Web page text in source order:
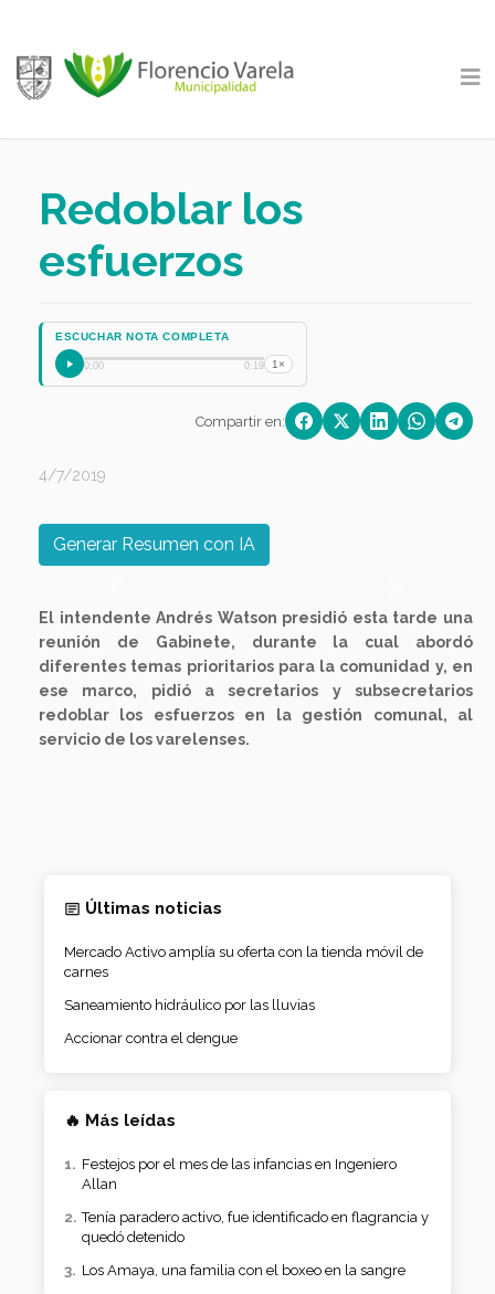
Redoblar los
esfuerzos
ESCUCHAR NOTA COMPLETA
0:00 0:19 1×
Compartir en:
4/7/2019
Generar Resumen con IA
El intendente Andrés Watson presidió esta tarde una
reunión de Gabinete, durante la cual abordó
diferentes temas prioritarios para la comunidad y, en
ese marco, pidió a secretarios y subsecretarios
redoblar los esfuerzos en la gestión comunal, al
servicio de los varelenses.
Últimas noticias
Mercado Activo amplía su oferta con la tienda móvil de
carnes
Saneamiento hidráulico por las lluvias
Accionar contra el dengue
🔥 Más leídas
Festejos por el mes de las infancias en Ingeniero
Allan
Tenía paradero activo, fue identificado en flagrancia y
quedó detenido
Los Amaya, una familia con el boxeo en la sangre